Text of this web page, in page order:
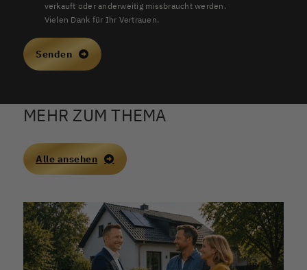
verkauft oder anderweitig missbraucht werden.
Vielen Dank für Ihr Vertrauen.
Senden
MEHR ZUM THEMA
Alle ansehen